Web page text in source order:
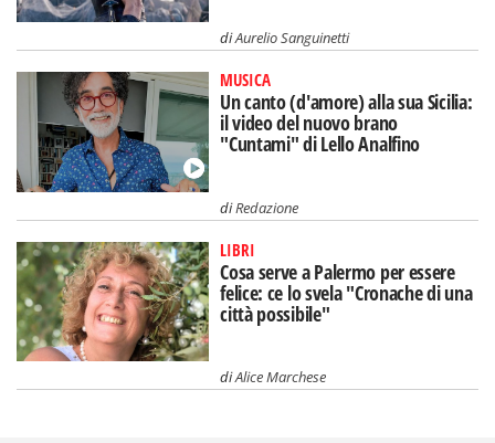
diAurelio Sanguinetti
MUSICA
Un canto (d'amore) alla sua Sicilia:
il video del nuovo brano
"Cuntami" di Lello Analfino
diRedazione
LIBRI
Cosa serve a Palermo per essere
felice: ce lo svela "Cronache di una
città possibile"
diAlice Marchese